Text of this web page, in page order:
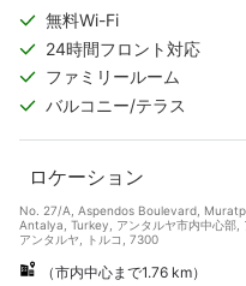
無料Wi-Fi
24時間フロント対応
ファミリールーム
バルコニー/テラス
ロケーション
No. 27/A, Aspendos Boulevard,
Antalya, Turkey, アンタルヤ市内中心部,
アンタルヤ, トルコ, 7300
（市内中心まで1.76 km）